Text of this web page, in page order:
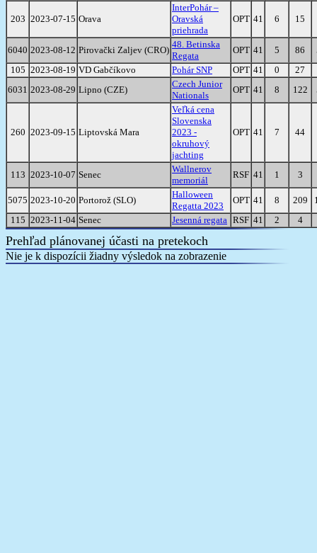
203 2023-07-15 Orava
InterPohár –
Oravská
priehrada
OPT 41 6 15
6040 2023-08-12 Pirovački Zaljev (CRO)
48. Betinska
Regata
OPT 41 5 86
105 2023-08-19 VD Gabčíkovo Pohár SNP OPT 41 0
27
6031 2023-08-29 Lipno (CZE)
Czech Junior
Nationals
OPT 41 8 122
260 2023-09-15 Liptovská Mara
Veľká cena
Slovenska
2023 -
okruhový
jachting
OPT 41 7 44
113 2023-10-07 Senec
Wallnerov
memoriál
RSF 41 1 3
5075 2023-10-20 Portorož (SLO)
Halloween
Regatta 2023
OPT 41 8 209
115 2023-11-04 Senec Jesenná regata RSF 41 2 4
Prehľad plánovanej účasti na pretekoch
Nie je k dispozícii žiadny výsledok na zobrazenie